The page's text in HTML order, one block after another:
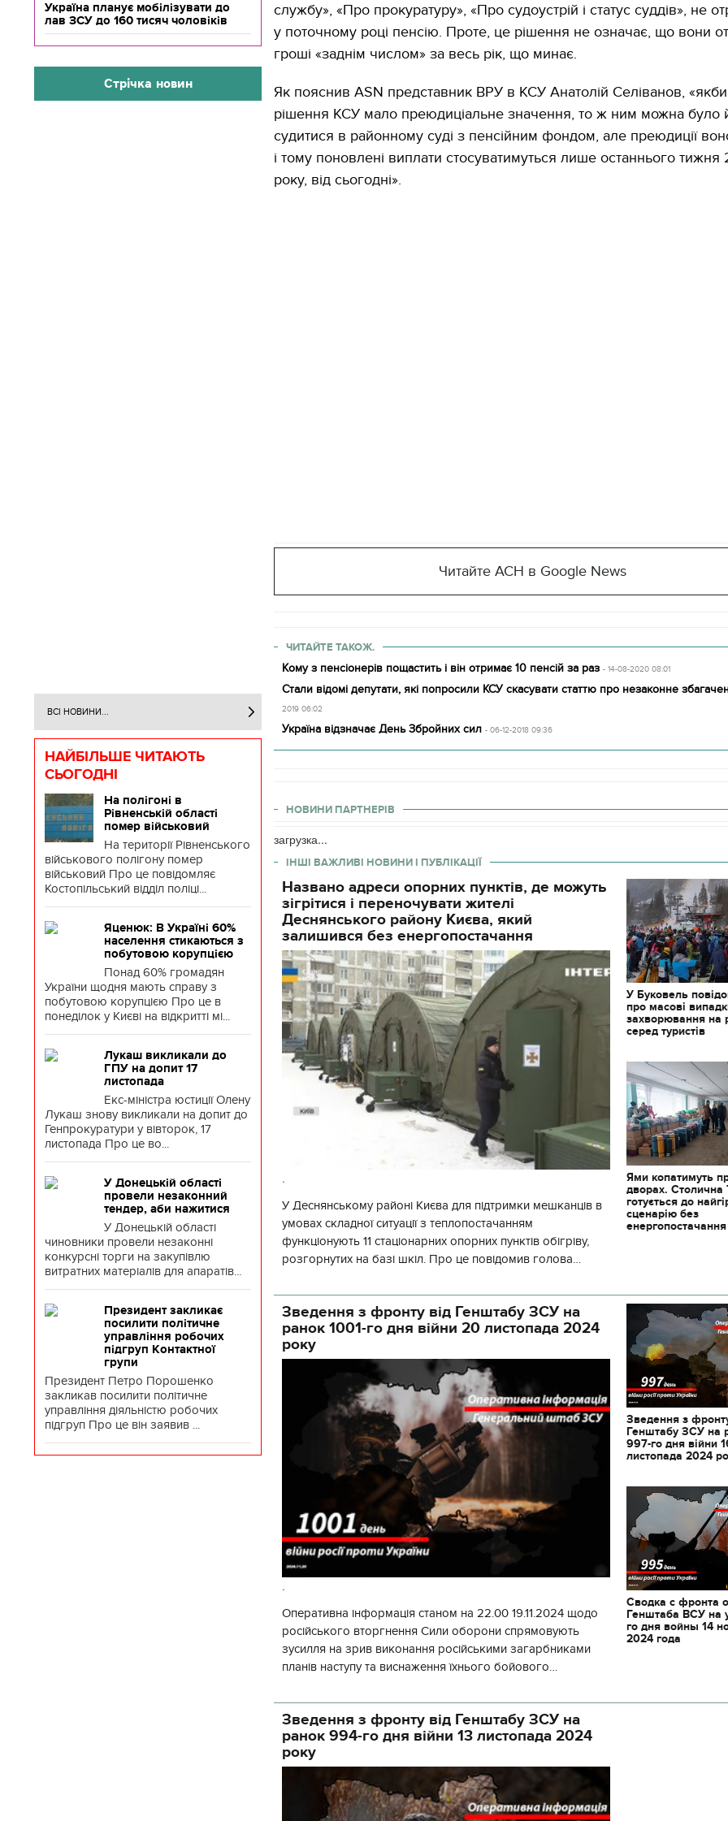
Україна планує мобілізувати до
лав ЗСУ до 160 тисяч чоловіків
Стрічка новин
ВСІ НОВИНИ...
НАЙБІЛЬШЕ ЧИТАЮТЬ
СЬОГОДНІ
На полігоні в
Рівненській області
помер військовий
На території Рівненського
військового полігону помер
військовий Про це повідомляє
Костопільський відділ поліці...
Яценюк: В Україні 60%
населення стикаються з
побутовою корупцією
Понад 60% громадян
України щодня мають справу з
побутовою корупцією Про це в
понеділок у Києві на відкритті мі...
Лукаш викликали до
ГПУ на допит 17
листопада
Екс-міністра юстиції Олену
Лукаш знову викликали на допит до
Генпрокуратури у вівторок, 17
листопада Про це во...
У Донецькій області
провели незаконний
тендер, аби нажитися
У Донецькій області
чиновники провели незаконні
конкурсні торги на закупівлю
витратних матеріалів для апаратів...
Президент закликає
посилити політичне
управління робочих
підгруп Контактної
групи
Президент Петро Порошенко
закликав посилити політичне
управління діяльністю робочих
підгруп Про це він заявив ...
службу», «Про прокуратуру», «Про судоустрій і статус суддів», не
у поточному році пенсію. Проте, це рішення не означає, що вони
гроші «заднім числом» за весь рік, що минає.
Як пояснив ASN представник ВРУ в КСУ Анатолій Селіванов,
рішення КСУ мало преюдиціальне значення, то ж ним можна було
судитися в районному суді з пенсійним фондом, але преюдиції
і тому поновлені виплати стосуватимуться лише останнього тижня
року, від сьогодні».
Читайте АСН в Google News
ЧИТАЙТЕ ТАКОЖ.
Кому з пенсіонерів пощастить і він отримає 10 пенсій за раз - 14-08-2020 08:01
Стали відомі депутати, які попросили КСУ скасувати статтю про незаконне
2019 06:02
Україна відзначає День Збройних сил - 06-12-2018 09:36
НОВИНИ ПАРТНЕРІВ
загрузка...
ІНШІ ВАЖЛИВІ НОВИНИ І ПУБЛІКАЦІЇ
Названо адреси опорних пунктів, де можуть
зігрітися і переночувати жителі
Деснянського району Києва, який
залишився без енергопостачання
.
У Деснянському районі Києва для підтримки мешканців в
умовах складної ситуації з теплопостачанням
функціонують 11 стаціонарних опорних пунктів обігріву,
розгорнутих на базі шкіл. Про це повідомив голова
У Буковель
про масові
захворювання на
серед туристів
Ями копатимуть
дворах. Столична
готується до
сценарію без
енергопостачання
Зведення з фронту від Генштабу ЗСУ на
ранок 1001-го дня війни 20 листопада 2024
року
.
Оперативна інформація станом на 22.00 19.11.2024 щодо
російського вторгнення Сили оборони спрямовують
зусилля на зрив виконання російськими загарбниками
планів наступу та виснаження їхнього бойового
Зведення з
Генштабу ЗСУ на
997-го дня війни
листопада 2024
Сводка с фронта
Генштаба ВСУ на
го дня войны 14
2024 года
Зведення з фронту від Генштабу ЗСУ на
ранок 994-го дня війни 13 листопада 2024
року
Часи Русі: як
декорації до фільму
застава"